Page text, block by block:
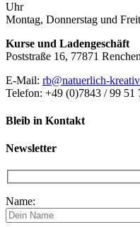
Uhr
Montag, Donnerstag und
Kurse und Ladengeschäft
Poststraße 16, 77871 Renchen
E-Mail: rb@natuerlich-
Telefon: +49 (0)7843 / 99 51
Bleib in Kontakt
Newsletter
Name: